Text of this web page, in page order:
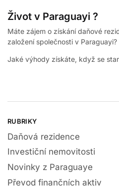
Život v Paraguayi ?
Máte zájem o získání daňové
založení společnosti v Paraguayi?
Jaké výhody získáte, když se
RUBRIKY
Daňová rezidence
Investiční nemovitosti
Novinky z Paraguaye
Převod finančních aktiv